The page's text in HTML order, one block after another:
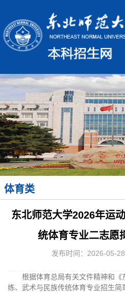
体育类
东北师范大学2026年运
统体育专业二志愿
发布时间：2026-05-
根据体育总局有关文件精神和《
练、武术与民族传统体育专业招生